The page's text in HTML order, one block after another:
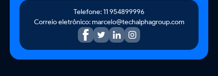
Telefone: 11 954899996
Correio eletrônico: marcelo@techalphagroup.com